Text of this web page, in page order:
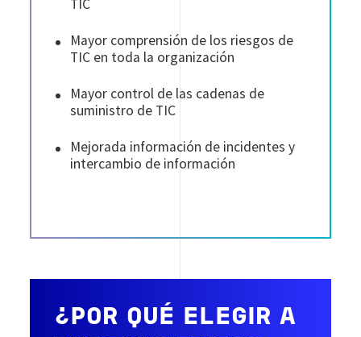
TIC
Mayor comprensión de los riesgos de
TIC en toda la organización
Mayor control de las cadenas de
suministro de TIC
Mejorada información de incidentes y
intercambio de información
¿POR QUÉ ELEGIR A